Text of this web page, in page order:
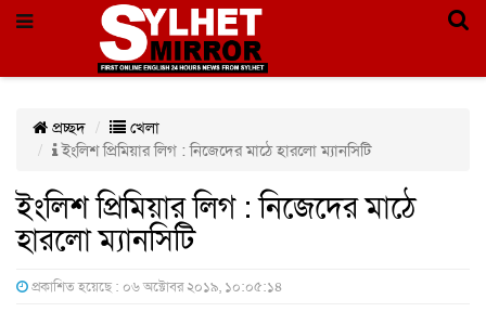
প্রচ্ছদ
খেলা
ইংলিশ প্রিমিয়ার লিগ : নিজেদের মাঠে হারলো ম্যানসিটি
ইংলিশ প্রিমিয়ার লিগ : নিজেদের মাঠে
হারলো ম্যানসিটি
প্রকাশিত হয়েছে : ০৬ অক্টোবর ২০১৯, ১০:০৫:১৪